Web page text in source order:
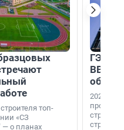
топ-
«СЗ
— о планах
ГЭС,
ВВП: в
об
2026-й —